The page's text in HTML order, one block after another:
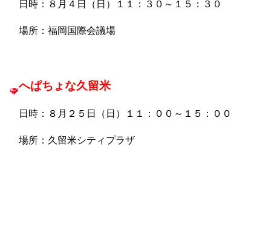
日時：８月４日（日）１１：３０～１５：３０
場所：福岡国際会議場
へぱちょな久留米
日時：８月２５日（日）１１：００～１５：００
場所：久留米シティプラザ